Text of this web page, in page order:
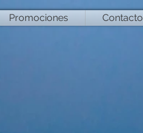
Promociones Contacto